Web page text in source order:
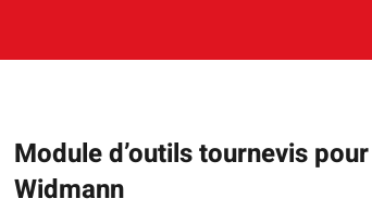
Module d’outils tournevis
Widmann